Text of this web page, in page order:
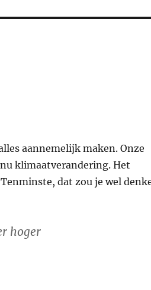
aannemelijk maken. Onze
klimaatverandering. Het
dat zou je wel
hoger